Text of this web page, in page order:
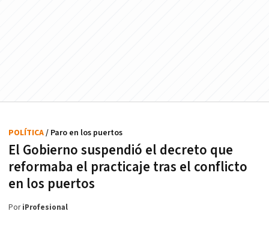
El Gobierno suspendió el decreto que
reformaba el practicaje tras el conflicto
en los puertos
POLÍTICA/ Paro en los puertos
PoriProfesional